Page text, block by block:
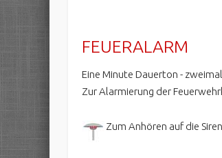
FEUERALARM
Eine Minute Dauerton -
Zur Alarmierung der
Zum Anhören auf die